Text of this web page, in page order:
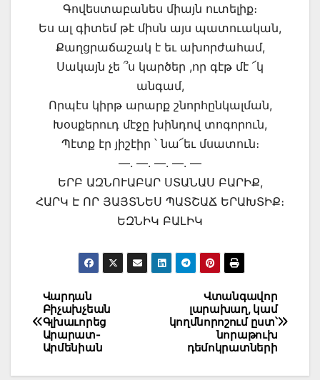
Գովեստաբանես միայն ուտելիք։
Ես ալ գիտեմ թէ միսն այս պատուական,
Քաղցրաճաշակ է եւ ախորժահամ,
Սակայն չե ՞ս կարծեր ,որ գէթ մէ ՜կ
անգամ,
Որպէս կիրթ արարք շնորհընկալման,
Խօսքերուդ մէջը խինդով տոգորուն,
Պէտք էր յիշէիր ՝ նա՜եւ մսատուն։
—. —. —. —. —
ԵՐԲ ԱԶՆՈՒԱԲԱՐ ՍՏԱՆԱՍ ԲԱՐԻՔ,
ՀԱՐԿ Է ՈՐ ՅԱՅՏՆԵՍ ՊԱՏՇԱՃ ԵՐԱԽՏԻՔ։
ԵԶՆԻԿ ԲԱԼԻԿ
Post
navigation
Վտանգավոր
լարախաղ, կամ
կողմնորոշում ըստ՝
նորաթուխ
դեմոկրատների
Վարդան
Բիչախչեան
Գլխաւորեց
Արարատ-
Արմենիան